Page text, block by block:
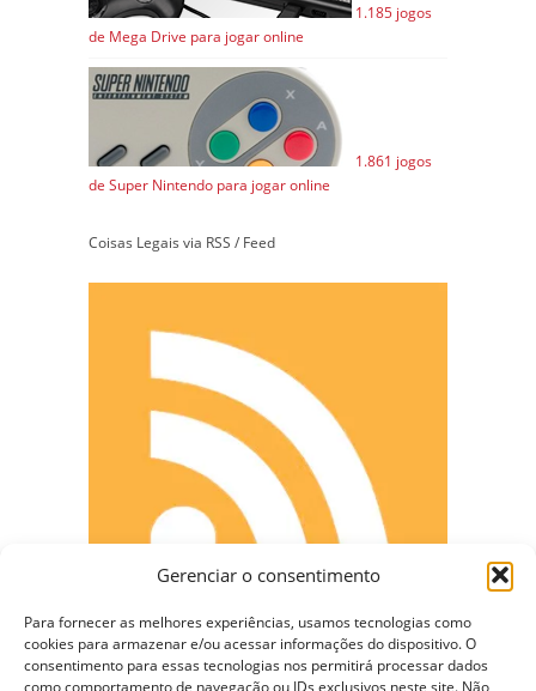
Gerenciar o consentimento
Para fornecer as melhores experiências, usamos tecnologias como
cookies para armazenar e/ou acessar informações do dispositivo. O
consentimento para essas tecnologias nos permitirá processar dados
como comportamento de navegação ou IDs exclusivos neste site. Não
1.185 jogos
de Mega Drive para jogar online
1.861 jogos
de Super Nintendo para jogar online
Coisas Legais via RSS / Feed